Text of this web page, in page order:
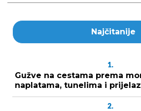
Najčitanije
1.
Gužve na cestama prema
naplatama, tunelima i
2.